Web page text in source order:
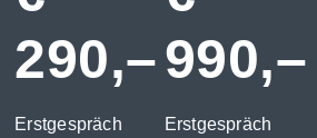
290,–
Erstgespräch
990,–
Erstgespräch